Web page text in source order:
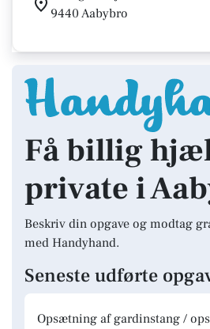
9440 Aabybro
Få billig
private i
Beskriv din opgave og modtag
med Handyhand.
Seneste udførte
Opsætning af gardinstang /